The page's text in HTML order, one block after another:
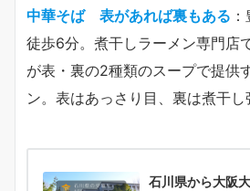
中華そば 表があれば裏もある
徒歩6分。煮干しラーメン専門店
が表・裏の2種類のスープで提供
ン。表はあっさり目、裏は煮干し
石川県から大阪